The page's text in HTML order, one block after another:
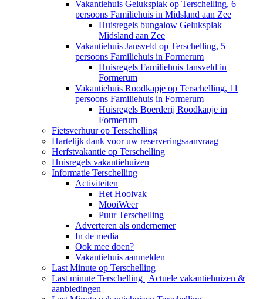
Vakantiehuis Geluksplak op Terschelling, 6
persoons Familiehuis in Midsland aan Zee
Huisregels bungalow Geluksplak
Midsland aan Zee
Vakantiehuis Jansveld op Terschelling, 5
persoons Familiehuis in Formerum
Huisregels Familiehuis Jansveld in
Formerum
Vakantiehuis Roodkapje op Terschelling, 11
persoons Familiehuis in Formerum
Huisregels Boerderij Roodkapje in
Formerum
Fietsverhuur op Terschelling
Hartelijk dank voor uw reserveringsaanvraag
Herfstvakantie op Terschelling
Huisregels vakantiehuizen
Informatie Terschelling
Activiteiten
Het Hooivak
MooiWeer
Puur Terschelling
Adverteren als ondernemer
In de media
Ook mee doen?
Vakantiehuis aanmelden
Last Minute op Terschelling
Last minute Terschelling | Actuele vakantiehuizen &
aanbiedingen